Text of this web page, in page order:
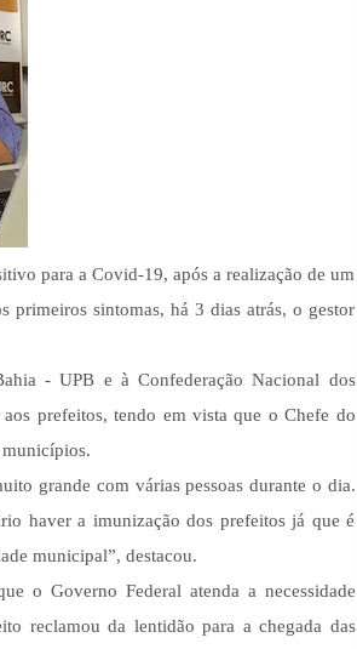
para a Covid-19, após a realização de um
primeiros sintomas, há 3 dias atrás, o gestor
- UPB e à Confederação Nacional dos
prefeitos, tendo em vista que o Chefe do
municípios.
grande com várias pessoas durante o dia.
haver a imunização dos prefeitos já que é
municipal”, destacou.
o Governo Federal atenda a necessidade
reclamou da lentidão para a chegada das